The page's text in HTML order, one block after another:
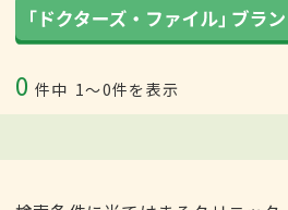
0 件中 1〜0件を表示